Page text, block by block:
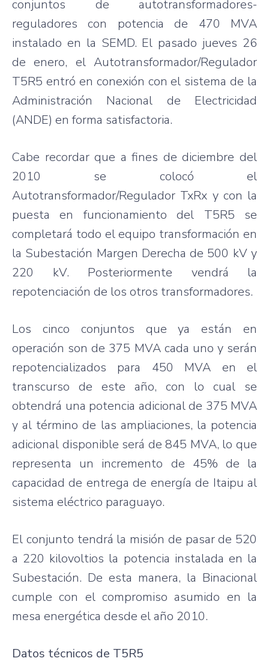
conjuntos de autotransformadores-
reguladores con potencia de 470 MVA
instalado en la SEMD. El pasado jueves 26
deenero, elAutotransformador/Regulador
T5R5 entró en conexión con el sistema de la
Administración
Nacional de Electricidad
(ANDE) en forma satisfactoria.
Cabe recordar que a fines dediciembre del
2010 se colocó el
Autotransformador/Regulador TxRx y con la
puesta enfuncionamiento del T5R5 se
completará todo elequipo transformación en
la Subestación Margen Derecha de 500 kV y
220 kV. Posteriormente vendrá la
repotenciación de los otros transformadores.
Los cinco conjuntos que ya están en
operación son de 375 MVA cada uno y serán
repotencializados
para 450 MVA en el
transcurso de este año, con lo cual se
obtendrá una potencia adicionalde 375 MVA
y al término de las ampliaciones, la potencia
adicional disponible será de 845 MVA, loque
representa un incremento de 45% de la
capacidad de entrega de energía de Itaipu al
sistema eléctrico paraguayo.
El conjunto tendrá la misión de pasarde 520
a 220 kilovoltios la potencia instalada en la
Subestación. De esta manera, la Binacional
cumple con el compromiso asumido en la
mesa energética desde elaño 2010.
Datos técnicos de T5R5